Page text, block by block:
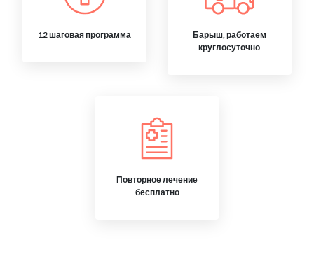
12 шаговая программа
Барыш, работаем
круглосуточно
Повторное лечение
бесплатно